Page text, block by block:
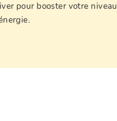
pour booster votre niveau